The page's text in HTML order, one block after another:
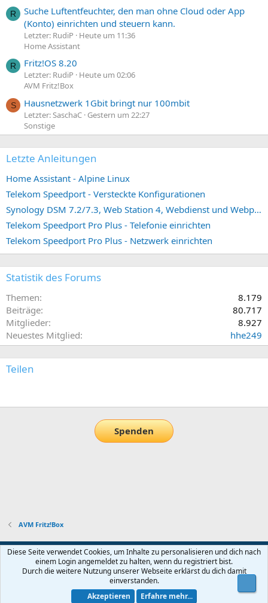
R
Suche Luftentfeuchter, den man ohne Cloud oder App
(Konto) einrichten und steuern kann.
Letzter: RudiP
Heute um 11:36
Home Assistant
R Fritz!OS 8.20
Letzter: RudiP
Heute um 02:06
AVM Fritz!Box
S Hausnetzwerk 1Gbit bringt nur 100mbit
Letzter: SaschaC Gestern um 22:27
Sonstige
Letzte Anleitungen
Home Assistant - Alpine Linux
Telekom Speedport - Versteckte Konfigurationen
Synology DSM 7.2/7.3, Web Station 4, Webdienst und Webportal erstellen (ehemals vHost)
Telekom Speedport Pro Plus - Telefonie einrichten
Telekom Speedport Pro Plus - Netzwerk einrichten
Statistik des Forums
Themen
8.179
Beiträge
80.717
Mitglieder
8.927
Neuestes Mitglied
hhe249
Teilen
Spenden
AVM Fritz!Box
Default-Theme
Nutzungsbedingungen
Datenschutz Hilfe und Impressum Start
Community platform by XenForo® © 2010-2026 XenForo Ltd.
Diese Seite verwendet Cookies, um Inhalte zu personalisieren und dich nach
einem Login angemeldet zu halten, wenn du registriert bist.
Durch die weitere Nutzung unserer Webseite erklärst du dich damit
einverstanden.
Akzeptieren
Erfahre mehr...